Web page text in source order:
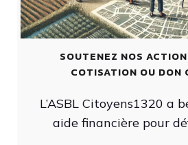
SOUTENEZ NOS
COTISATION OU DON
L’ASBL Citoyens1320 a
aide financière pour